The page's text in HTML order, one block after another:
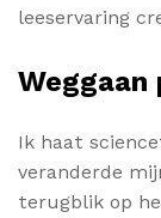
leeservaring
Weggaan
Ik haat
veranderde
terugblik op